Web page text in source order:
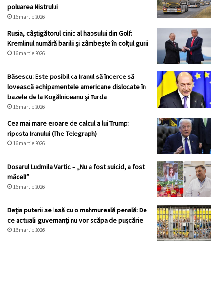
poluarea Nistrului
16 martie 2026
Rusia, câștigătorul cinic al haosului din Golf:
Kremlinul numără barilii și zâmbește în colțul gurii
16 martie 2026
Băsescu: Este posibil ca Iranul să încerce să
lovească echipamentele americane dislocate în
bazele de la Kogălniceanu şi Turda
16 martie 2026
Cea mai mare eroare de calcul a lui Trump:
riposta Iranului (The Telegraph)
16 martie 2026
Dosarul Ludmila Vartic – „Nu a fost suicid, a fost
măcel!”
16 martie 2026
Beția puterii se lasă cu o mahmureală penală: De
ce actualii guvernanți nu vor scăpa de pușcărie
16 martie 2026